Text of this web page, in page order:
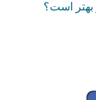
است؟